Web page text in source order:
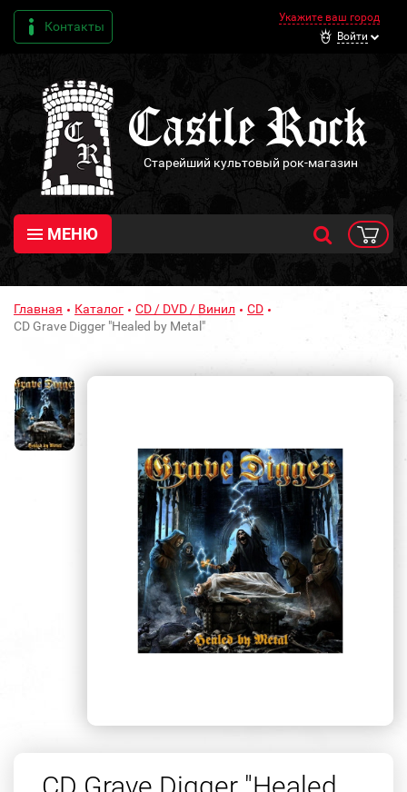
Контакты
Укажите ваш город
Войти
Старейший культовый рок-магазин
МЕНЮ
Главная Каталог CD / DVD / Винил
CD
CD Grave Digger "Healed by Metal"